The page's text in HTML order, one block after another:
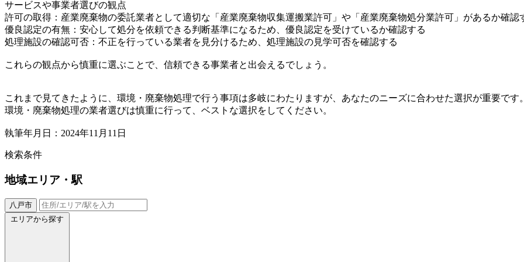
サービスや事業者選びの観点
許可の取得：産業廃棄物の委託業者として適切な「産業廃棄物収集運搬業許可」や「産業廃棄物処分業許可」があるか確認
優良認定の有無：安心して処分を依頼できる判断基準になるため、優良認定を受けているか確認する
処理施設の確認可否：不正を行っている業者を見分けるため、処理施設の見学可否を確認する
これらの観点から慎重に選ぶことで、信頼できる事業者と出会えるでしょう。
これまで見てきたように、環境・廃棄物処理で行う事項は多岐にわたりますが、あなたのニーズに合わせた選択が重要です
環境・廃棄物処理の業者選びは慎重に行って、ベストな選択をしてください。
執筆年月日：2024年11月11日
検索条件
地域エリア・駅
八戸市
エリアから探す